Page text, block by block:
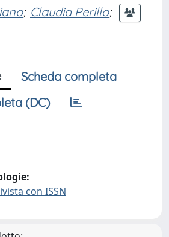
; Claudia Perillo;
Scheda completa
(DC)
con ISSN